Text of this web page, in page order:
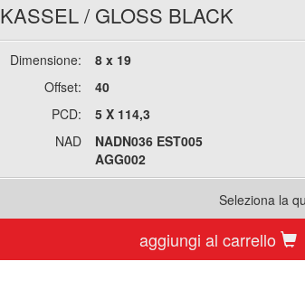
KASSEL/ GLOSS BLACK
Dimensione:
8 x 19
Offset:
40
PCD:
5 X 114,3
NAD
NADN036 EST005
AGG002
Seleziona la
aggiungi al carrello